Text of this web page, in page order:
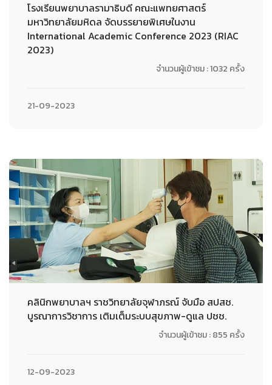
โรงเรียนพยาบาลรามาธิบดี คณะแพทยศาสตร์
มหาวิทยาลัยมหิดล จัดบรรยายพิเศษในงาน
International Academic Conference 2023 (RIAC
2023)
จำนวนผู้เข้าชม : 1032 ครั้ง
21-09-2023
คลินิกพยาบาลฯ ราชวิทยาลัยจุฬาภรณ์ จับมือ สปสช.
บูรณาการวิชาการ เติมเต็มระบบสุขภาพ-ดูแล ปชช.
จำนวนผู้เข้าชม : 855 ครั้ง
12-09-2023